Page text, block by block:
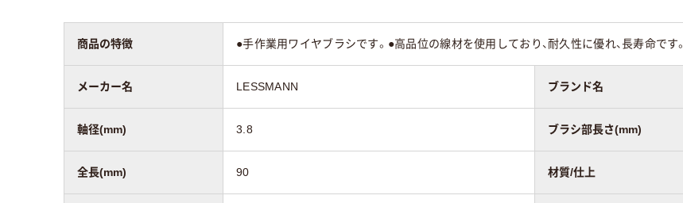
商品の特徴 ●手作業用ワイヤブラシです。●高品位の線材を使用しており、耐久性に優れ、長寿命です。
メーカー名 LESSMANN ブランド名
軸径(mm) 3.8 ブラシ部長さ(mm)
全長(mm) 90 材質/仕上